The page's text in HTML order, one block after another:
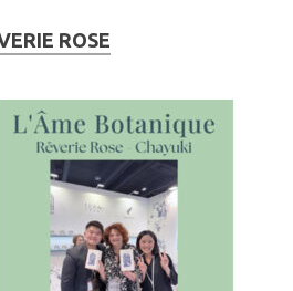
ROSE